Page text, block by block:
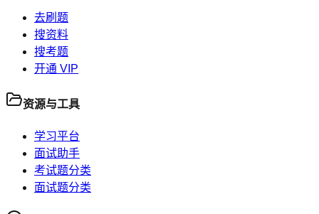
去刷题
搜资料
搜考题
开通 VIP
资源与工具
学习平台
面试助手
考试题分类
面试题分类